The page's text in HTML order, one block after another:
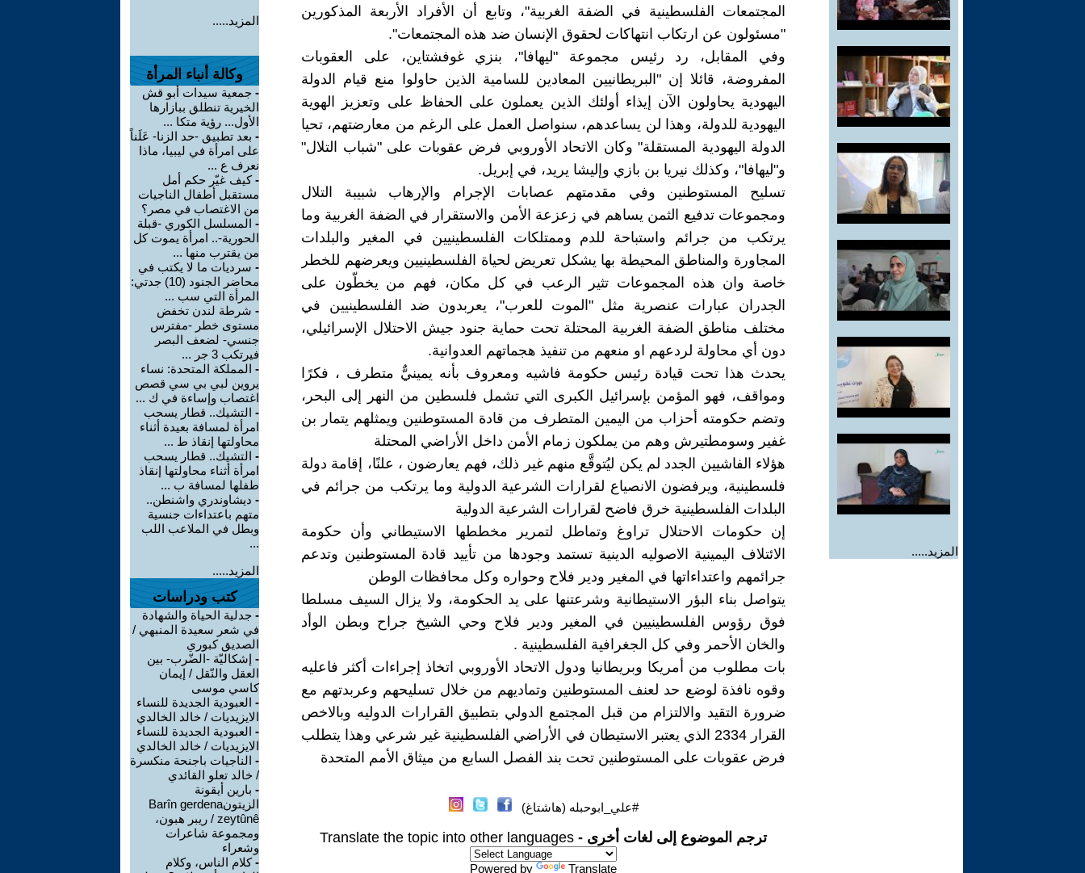
المزيد.....
المجتمعات الفلسطينية في الضفة الغربية"، وتابع أن الأفراد الأربعة المذكورين
"مسئولون عن ارتكاب انتهاكات لحقوق الإنسان ضد هذه المجتمعات".
وفي المقابل، رد رئيس مجموعة "ليهافا"، بنزي غوفشتاين، على العقوبات
المفروضة، قائلا إن "البريطانيين المعادين للسامية الذين حاولوا منع قيام الدولة
اليهودية يحاولون الآن إيذاء أولئك الذين يعملون على الحفاظ على وتعزيز الهوية
اليهودية للدولة، وهذا لن يساعدهم، سنواصل العمل على الرغم من معارضتهم، تحيا
الدولة اليهودية المستقلة" وكان الاتحاد الأوروبي فرض عقوبات على "شباب التلال"
و"ليهافا"، وكذلك نيريا بن بازي وإليشا يريد، في إبريل.
تسليح المستوطنين وفي مقدمتهم عصابات الإجرام والإرهاب شبيبة التلال
ومجموعات تدفيع الثمن يساهم في زعزعة الأمن والاستقرار في الضفة الغربية وما
يرتكب من جرائم واستباحة للدم وممتلكات الفلسطينيين في المغير والبلدات
المجاورة والمناطق المحيطة بها يشكل تعريض لحياة الفلسطينيين ويعرضهم للخطر
خاصة وان هذه المجموعات تثير الرعب في كل مكان، فهم من يخطّون على
الجدران عبارات عنصرية مثل "الموت للعرب"، يعربدون ضد الفلسطينيين في
مختلف مناطق الضفة الغربية المحتلة تحت حماية جنود جيش الاحتلال الإسرائيلي،
دون أي محاولة لردعهم او منعهم من تنفيذ هجماتهم العدوانية.
يحدث هذا تحت قيادة رئيس حكومة فاشيه ومعروف بأنه يمينيٌّ متطرف ، فكرًا
ومواقف، فهو المؤمن بإسرائيل الكبرى التي تشمل فلسطين من النهر إلى البحر،
وتضم حكومته أحزاب من اليمين المتطرف من قادة المستوطنين ويمثلهم يتمار بن
غفير وسومطتيرش وهم من يملكون زمام الأمن داخل الأراضي المحتلة
هؤلاء الفاشيين الجدد لم يكن ليُتوقَّع منهم غير ذلك، فهم يعارضون ، علنًا، إقامة دولة
فلسطينية، ويرفضون الانصياع لقرارات الشرعية الدولية وما يرتكب من جرائم في
البلدات الفلسطينية خرق فاضح لقرارات الشرعية الدولية
إن حكومات الاحتلال تراوغ وتماطل لتمرير مخططها الاستيطاني وأن حكومة
الائتلاف اليمينية الاصوليه الدينية تستمد وجودها من تأييد قادة المستوطنين وتدعم
جرائمهم واعتداءاتها في المغير ودير فلاح وحواره وكل محافظات الوطن
يتواصل بناء البؤر الاستيطانية وشرعتنها على يد الحكومة، ولا يزال السيف مسلطا
فوق رؤوس الفلسطينيين في المغير ودير فلاح وحي الشيخ جراح وبطن الوأد
والخان الأحمر وفي كل الجغرافية الفلسطينية .
بات مطلوب من أمريكا وبريطانيا ودول الاتحاد الأوروبي اتخاذ إجراءات أكثر فاعليه
وقوه نافذة لوضع حد لعنف المستوطنين وتماديهم من خلال تسليحهم وعربدتهم مع
ضرورة التقيد والالتزام من قبل المجتمع الدولي بتطبيق القرارات الدوليه وبالاخص
القرار 2334 الذي يعتبر الاستيطان في الأراضي الفلسطينية غير شرعي وهذا يتطلب
فرض عقوبات على المستوطنين تحت بند الفصل السابع من ميثاق الأمم المتحدة
#علي_ابوحبله (هاشتاغ)
ترجم الموضوع إلى لغات أخرى - Translate the topic into other languages
Powered by Translate
المزيد.....
وكالة أنباء المرأة
- جمعية سيدات أبو قش
الخيرية تنطلق ببازارها
الأول... رؤية متكا ...
- بعد تطبيق -حد الزنا- عَلَناً
على امرأة في ليبيا، ماذا
نعرف ع ...
-كيف غيّر حكم أمل
مستقبل أطفال الناجيات
من الاغتصاب في مصر؟
- المسلسل الكوري -قبلة
الحورية-.. امرأة يموت كل
من يقترب منها ...
- سرديات ما لا يكتب في
محاضر الجنود (10) جدتي:
المرأة التي سب ...
- شرطة لندن تخفض
مستوى خطر -مفترس
جنسي- لضعف البصر
فيرتكب 3 جر ...
- المملكة المتحدة: نساء
يروين لبي بي سي قصص
اغتصاب وإساءة في ك ...
- التشيك.. قطار يسحب
امرأة لمسافة بعيدة أثناء
محاولتها إنقاذ ط ...
- التشيك.. قطار يسحب
امرأة أثناء محاولتها إنقاذ
طفلها لمسافة ب ...
- ديشاوندري واشنطن..
متهم باعتداءات جنسية
وبطل في الملاعب اللب
...
المزيد.....
كتب ودراسات
- جدلية الحياة والشهادة
في شعر سعيدة المنبهي /
الصديق كبوري
- إشكاليّة -الضّرب- بين
العقل والنّقل / إيمان
كاسي موسى
- العبودية الجديدة للنساء
الايزيديات / خالد الخالدي
- العبودية الجديدة للنساء
الايزيديات / خالد الخالدي
- الناجيات باجنحة منكسرة
/ خالد تعلو القائدي
- بارين أيقونة
الزيتونBarîn gerdena
zeytûnê / ريبر هبون،
ومجموعة شاعرات
وشعراء
-كلام الناس، وكلام